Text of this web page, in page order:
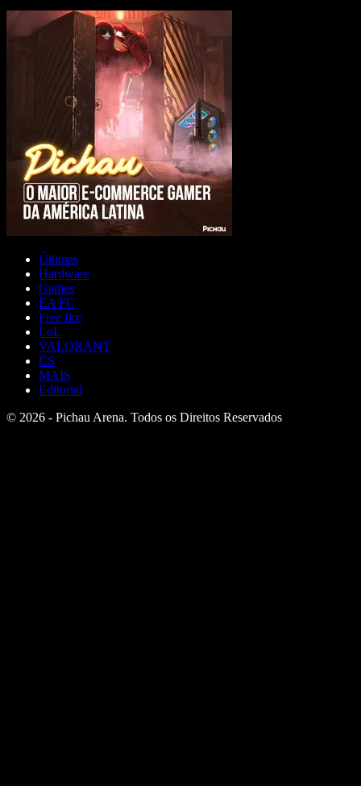
Últimas
Hardware
Games
EA FC
Free fire
LoL
VALORANT
CS
MAIS
Editorial
© 2026 - Pichau Arena. Todos os Direitos Reservados